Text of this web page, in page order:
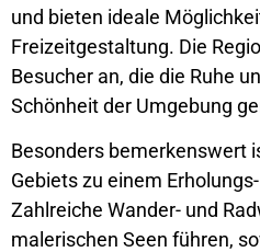
und bieten ideale
Freizeitgestaltung. Die
Besucher an, die die Ruhe
Schönheit der Umgebung
Besonders bemerkenswert
Gebiets zu einem
Zahlreiche Wander- und
malerischen Seen führen,